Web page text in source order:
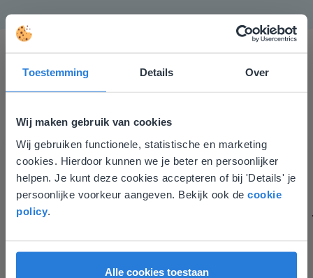
Toestemming Details Over
Wij maken gebruik van cookies
Wij gebruiken functionele, statistische en marketing
cookies. Hierdoor kunnen we je beter en persoonlijker
helpen. Je kunt deze cookies accepteren of bij 'Details' je
persoonlijke voorkeur aangeven. Bekijk ook de cookie
policy
Alle cookies toestaan
Gynzy maakt het lesgeven zoveel eenvoudiger én
aantrekkelijker voor zowel de leerkracht als de
leerlingen. Bovendien bezorgt Gynzy me veel meer tijd
om echt elke leerling de nodige aandacht te geven.
Zinloos tijdsverlies van o.a. verbeteren en extra
Juf Els
Deze website komt niet
overeen met je locatie
Gezien je locatie, denken we dat je misschien
liever naar de website voor English gaat. Hier
English
Vlaanderen